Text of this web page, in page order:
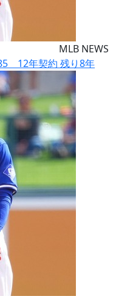
MLB NEWS
12年契約 残り8年